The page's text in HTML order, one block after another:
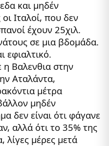
και μηδέν
Ιταλοί, που δεν
έχουν 25χιλ.
σε μια βδομάδα.
εφιαλτικό.
Βαλενθια στην
Αταλάντα,
μέτρα
μηδέν
δεν είναι ότι φάγανε
αλλά ότι το 35% της
λίγες μέρες μετά